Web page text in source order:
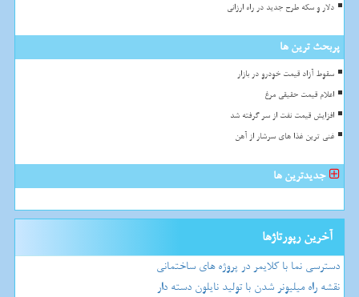
دلار و سکه طرح جدید در راه ارزانی
پربحث ترین ها
سقوط آزاد قیمت خودرو در بازار
اعلام قیمت حقیقی مرغ
افزایش قیمت نفت از سر گرفته شد
غنی ترین غذا های سرشار از آهن
جدیدترین ها
آخرین رپورتاژها
دسترسی نما با کلایمر در پروژه های ساختمانی
نقشه راه میلیونر شدن با تولید نایلون دسته دار